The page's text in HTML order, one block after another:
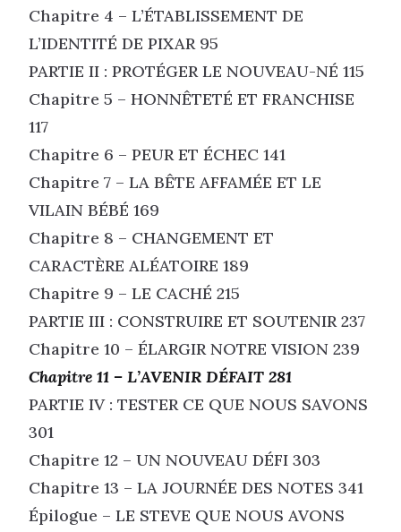
Chapitre 4 – L’ÉTABLISSEMENT DE
L’IDENTITÉ DE PIXAR 95
PARTIE II : PROTÉGER LE NOUVEAU-NÉ 115
Chapitre 5 – HONNÊTETÉ ET FRANCHISE
117
Chapitre 6 – PEUR ET ÉCHEC 141
Chapitre 7 – LA BÊTE AFFAMÉE ET LE
VILAIN BÉBÉ 169
Chapitre 8 – CHANGEMENT ET
CARACTÈRE ALÉATOIRE 189
Chapitre 9 – LE CACHÉ 215
PARTIE III : CONSTRUIRE ET SOUTENIR 237
Chapitre 10 – ÉLARGIR NOTRE VISION 239
Chapitre 11 – L’AVENIR DÉFAIT 281
PARTIE IV : TESTER CE QUE NOUS SAVONS
301
Chapitre 12 – UN NOUVEAU DÉFI 303
Chapitre 13 – LA JOURNÉE DES NOTES 341
Épilogue – LE STEVE QUE NOUS AVONS